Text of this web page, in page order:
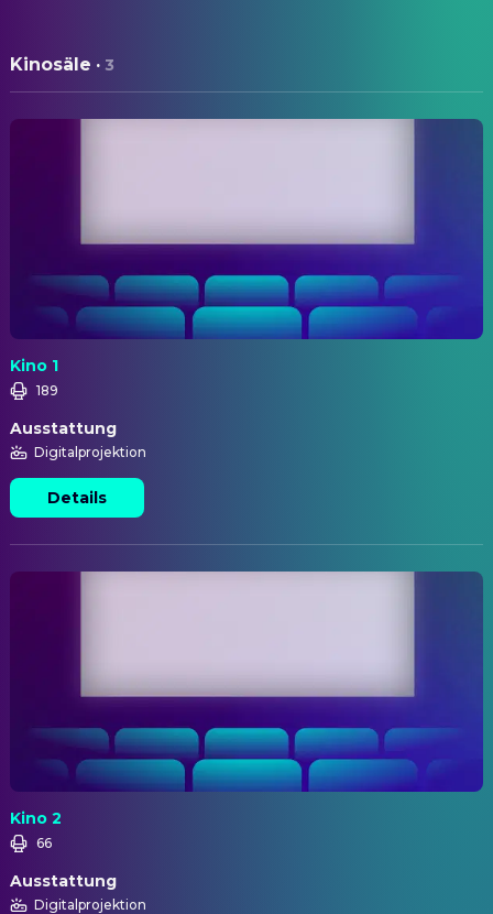
Kinosäle · 3
Kino 1
189
Ausstattung
Digitalprojektion
Details
Kino 2
66
Ausstattung
Digitalprojektion